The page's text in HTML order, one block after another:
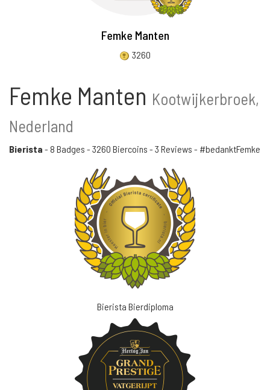
Femke Manten
3260
Femke Manten Kootwijkerbroek,
Nederland
Bierista - 8 Badges - 3260 Biercoins - 3 Reviews - #bedanktFemke
Bierista Bierdiploma